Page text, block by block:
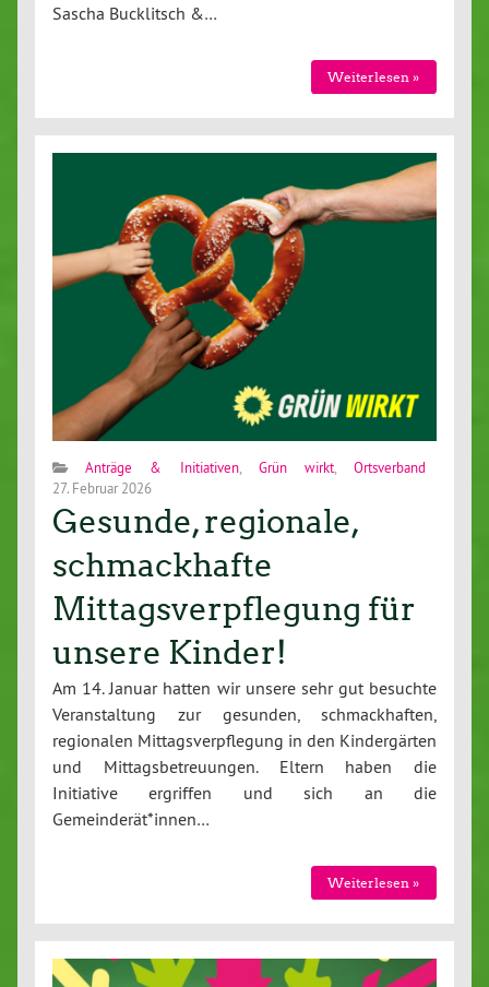
Sascha Bucklitsch &…
Weiterlesen »
Anträge & Initiativen, Grün wirkt,Ortsverband
27. Februar 2026
Gesunde, regionale,
schmackhafte
Mittagsverpflegung für
unsere Kinder!
Am 14. Januar hatten wir unsere sehr gut besuchte
Veranstaltung zur gesunden, schmackhaften,
regionalen Mittagsverpflegung in den Kindergärten
und Mittagsbetreuungen. Eltern haben die
Initiative ergriffen und sich an die
Gemeinderät*innen…
Weiterlesen »